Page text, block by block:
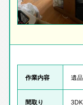
作業内容 遺
間取り 3DK